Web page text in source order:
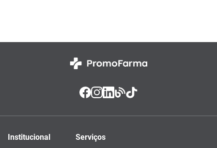
Institucional Serviços